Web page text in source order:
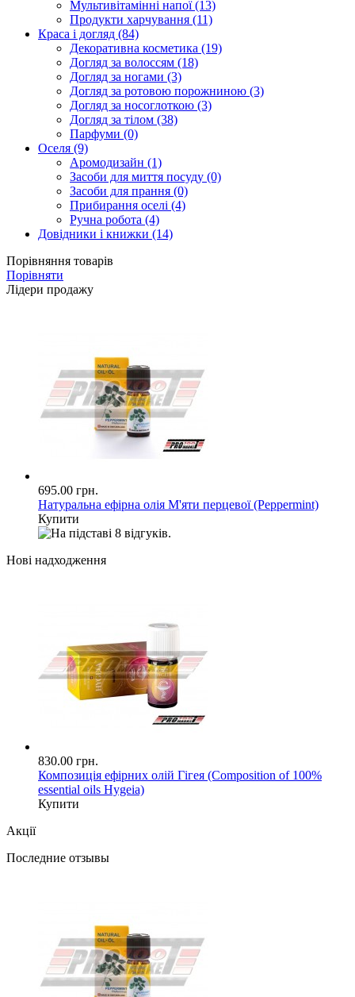
Мультивітамінні напої (13)
Продукти харчування (11)
Краса і догляд (84)
Декоративна косметика (19)
Догляд за волоссям (18)
Догляд за ногами (3)
Догляд за ротовою порожниною (3)
Догляд за носоглоткою (3)
Догляд за тілом (38)
Парфуми (0)
Оселя (9)
Аромодизайн (1)
Засоби для миття посуду (0)
Засоби для прання (0)
Прибирання оселі (4)
Ручна робота (4)
Довідники і книжки (14)
Порівняння товарів
Порівняти
Лідери продажу
695.00 грн.
Натуральна ефірна олія М'яти перцевої (Peppermint)
Купити
Нові надходження
830.00 грн.
Композиція ефірних олій Гігея (Composition of 100%
essential oils Hygeia)
Купити
Акції
Последние отзывы